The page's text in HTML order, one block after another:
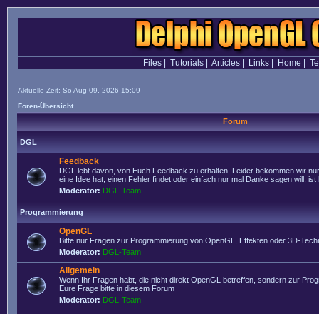
Files| Tutorials| Articles| Links| Home
Aktuelle Zeit: So Aug 09, 2026 15:09
Foren-Übersicht
Forum
DGL
Feedback
DGL lebt davon, von Euch Feedback zu erhalten. Leider bekommen wir
eine Idee hat, einen Fehler findet oder einfach nur mal Danke sagen will, ist
Moderator: DGL-Team
Programmierung
OpenGL
Bitte nur Fragen zur Programmierung von OpenGL, Effekten oder 3D-
Moderator: DGL-Team
Allgemein
Wenn Ihr Fragen habt, die nicht direkt OpenGL betreffen, sondern zur
Eure Frage bitte in diesem Forum
Moderator: DGL-Team